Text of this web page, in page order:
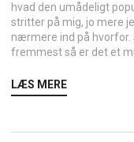
hvad den umådeligt
stritter på mig, jo mere
nærmere ind på hvorfor.
fremmest så er det et
LÆS MERE